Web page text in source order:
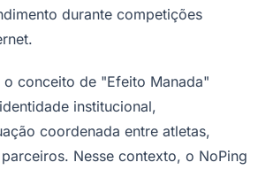
durante competições
o conceito de "Efeito Manada"
institucional,
coordenada entre atletas,
Nesse contexto, o NoPing